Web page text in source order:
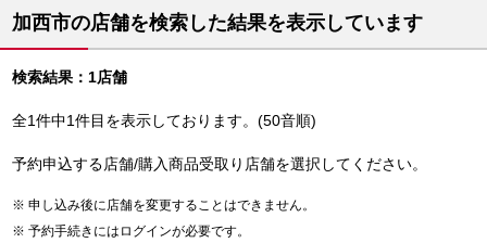
加西市の店舗を検索した結果を表示しています
検索結果：1店舗
全1件中1件目を表示しております。(50音順)
予約申込する店舗/購入商品受取り店舗を選択してください。
申し込み後に店舗を変更することはできません。
予約手続きにはログインが必要です。